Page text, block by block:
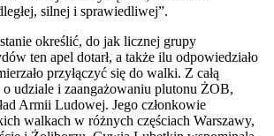
silnej i sprawiedliwej”.
określić, do jak licznej grupy
ten apel dotarł, a także ilu odpowiedziało
przyłączyć się do walki. Z całą
udziale i zaangażowaniu plutonu ŻOB,
Armii Ludowej. Jego członkowie
walkach w różnych częściach Warszawy,